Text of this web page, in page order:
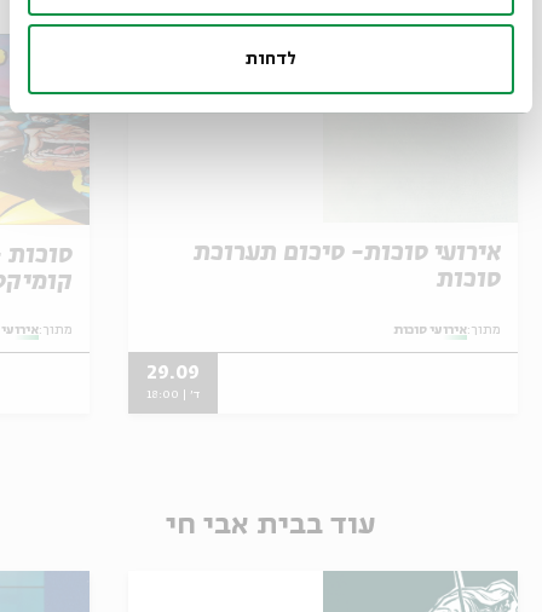
לדחות
אירועי סוכות- סיכום תערוכת
סוכות
מתוך:אירועי סוכות
29.09
ד' | 18:00
מתוך:
עוד בבית אבי חי